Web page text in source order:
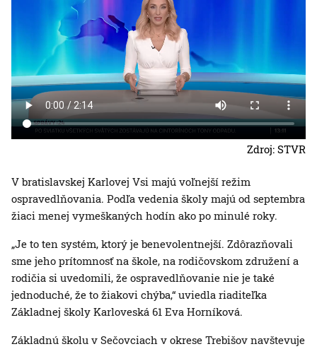
Zdroj: STVR
V bratislavskej Karlovej Vsi majú voľnejší režim
ospravedlňovania. Podľa vedenia školy majú od septembra
žiaci menej vymeškaných hodín ako po minulé roky.
„Je to ten systém, ktorý je benevolentnejší. Zdôrazňovali
sme jeho prítomnosť na škole, na rodičovskom združení a
rodičia si uvedomili, že ospravedlňovanie nie je také
jednoduché, že to žiakovi chýba,“ uviedla riaditeľka
Základnej školy Karloveská 61 Eva Horníková.
Základnú školu v Sečovciach v okrese Trebišov navštevuje